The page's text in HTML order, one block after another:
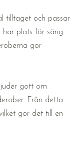
tilltaget och passar
har plats för säng
gör
gott om
Från detta
gör det till en